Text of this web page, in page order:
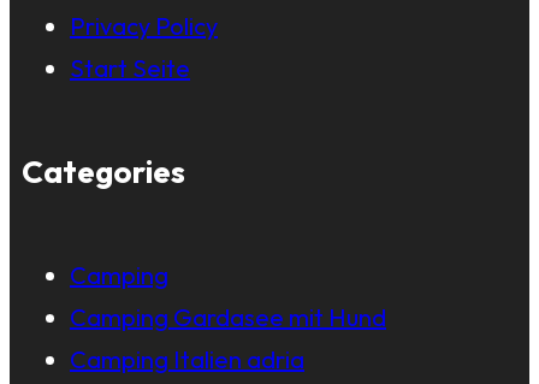
Privacy Policy
Start Seite
Categories
Camping
Camping Gardasee mit Hund
Camping Italien adria